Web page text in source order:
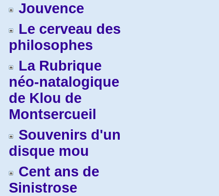
Jouvence
Le cerveau des
philosophes
La Rubrique
néo-natalogique
de Klou de
Montsercueil
Souvenirs d'un
disque mou
Cent ans de
Sinistrose